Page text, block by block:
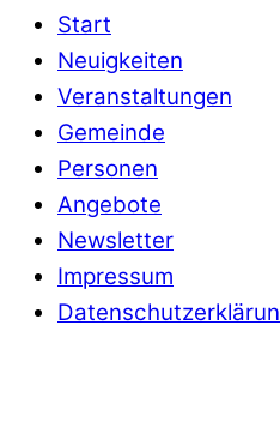
Start
Neuigkeiten
Veranstaltungen
Gemeinde
Personen
Angebote
Newsletter
Impressum